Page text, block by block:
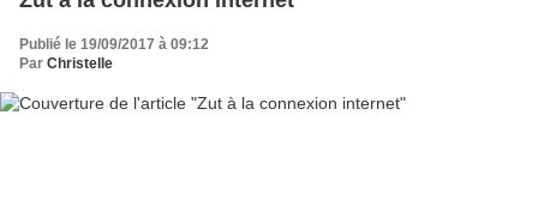
Publié le 19/09/2017 à 09:12
Par Christelle